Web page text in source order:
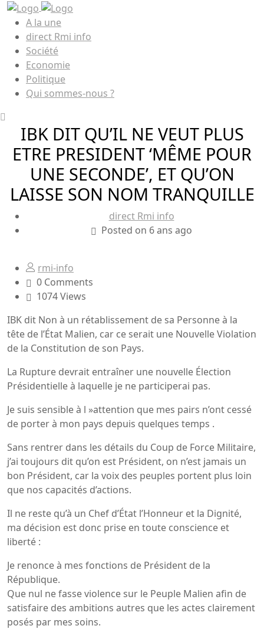
A la une
direct Rmi info
Société
Economie
Politique
Qui sommes-nous ?
IBK DIT QU’IL NE VEUT PLUS
ETRE PRESIDENT ‘MÊME POUR
UNE SECONDE’, ET QU’ON
LAISSE SON NOM TRANQUILLE
direct Rmi info
Posted on 6 ans ago
rmi-info
0 Comments
1074 Views
IBK dit Non à un rétablissement de sa Personne à la
tête de l’État Malien, car ce serait une Nouvelle Violation
de la Constitution de son Pays.
La Rupture devrait entraîner une nouvelle Élection
Présidentielle à laquelle je ne participerai pas.
Je suis sensible à l »attention que mes pairs n’ont cessé
de porter à mon pays depuis quelques temps .
Sans rentrer dans les détails du Coup de Force Militaire,
j’ai toujours dit qu’on est Président, on n’est jamais un
bon Président, car la voix des peuples portent plus loin
que nos capacités d’actions.
Il ne reste qu’à un Chef d’État l’Honneur et la Dignité,
ma décision est donc prise en toute conscience et
liberté :
Je renonce à mes fonctions de Président de la
République.
Que nul ne fasse violence sur le Peuple Malien afin de
satisfaire des ambitions autres que les actes clairement
posés par mes soins.